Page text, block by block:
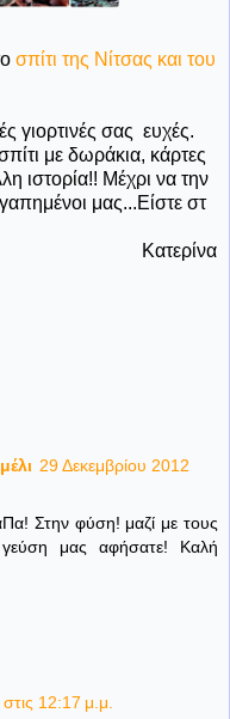
σπίτι της Νίτσας και του
γιορτινές σας ευχές.
με δωράκια, κάρτες
ιστορία!! Μέχρι να την
μας...Είστε στ
29 Δεκεμβρίου 2012
Στην φύση! μαζί με τους
μας αφήσατε! Καλή
12:17 μ.μ.